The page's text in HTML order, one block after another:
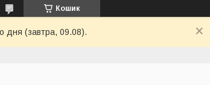
Кошик
дня (завтра, 09.08).